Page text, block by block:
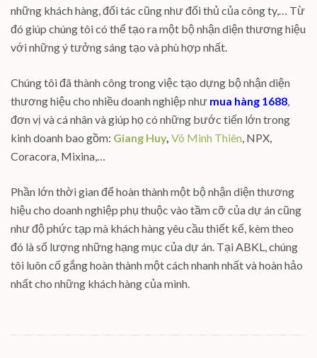
những khách hàng, đối tác cũng như đối thủ của công ty,… Từ
đó giúp chúng tôi có thể tạo ra một bộ nhận diện thương hiệu
với những ý tưởng sáng tạo và phù hợp nhất.
Chúng tôi đã thành công trong việc tạo dựng bộ nhận diện
thương hiệu cho nhiều doanh nghiệp như mua hàng 1688,
đơn vị và cá nhân và giúp họ có những bước tiến lớn trong
kinh doanh bao gồm: Giang Huy, Võ Minh Thiên, NPX,
Coracora, Mixina,…
Phần lớn thời gian để hoàn thành một bộ nhận diện thương
hiệu cho doanh nghiệp phụ thuộc vào tầm cỡ của dự án cũng
như độ phức tạp mà khách hàng yêu cầu thiết kế, kèm theo
đó là số lượng những hạng mục của dự án. Tại ABKL, chúng
tôi luôn cố gắng hoàn thành một cách nhanh nhất và hoàn hảo
nhất cho những khách hàng của mình.